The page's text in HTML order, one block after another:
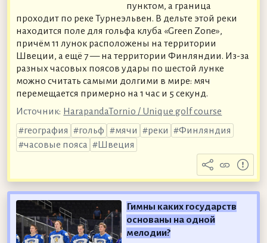
пунктом, а граница
проходит по реке Турнеэльвен. В дельте этой реки
находится поле для гольфа клуба «Green Zone»,
причём 11 лунок расположены на территории
Швеции, а ещё 7 — на территории Финляндии. Из-за
разных часовых поясов удары по шестой лунке
можно считать самыми долгими в мире: мяч
перемещается примерно на 1 час и 5 секунд.
Источник: HarapandaTornio / Unique golf course
география
гольф мячи реки
Финляндия
часовые пояса
Швеция
Гимны каких государств
основаны на одной
мелодии?